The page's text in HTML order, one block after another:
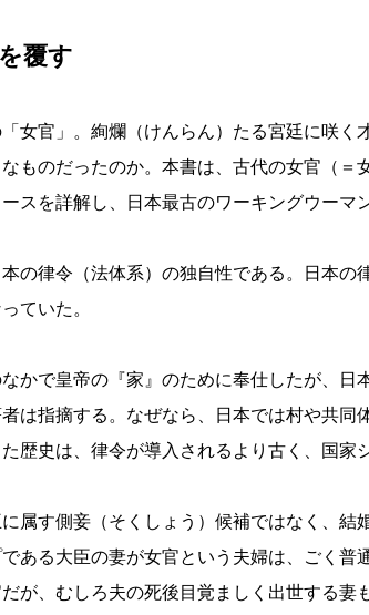
覆す
女官」。絢爛（けんらん）たる宮廷に咲く
ものだったのか。本書は、古代の女官（＝
スを詳解し、日本最古のワーキングウーマ
の律令（法体系）の独自性である。日本の
ていた。
かで皇帝の『家』のために奉仕したが、日
は指摘する。なぜなら、日本では村や共同
歴史は、律令が導入されるより古く、国家
属す側妾（そくしょう）候補ではなく、結
ある大臣の妻が女官という夫婦は、ごく普
が、むしろ夫の死後目覚ましく出世する妻